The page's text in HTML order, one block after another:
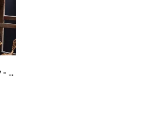
Lampe de table Shadow - Ginger